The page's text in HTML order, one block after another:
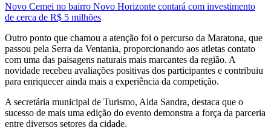
Novo Cemei no bairro Novo Horizonte contará com investimento
de cerca de R$ 5 milhões
Outro ponto que chamou a atenção foi o percurso da Maratona, que
passou pela Serra da Ventania, proporcionando aos atletas contato
com uma das paisagens naturais mais marcantes da região. A
novidade recebeu avaliações positivas dos participantes e contribuiu
para enriquecer ainda mais a experiência da competição.
A secretária municipal de Turismo, Alda Sandra, destaca que o
sucesso de mais uma edição do evento demonstra a força da parceria
entre diversos setores da cidade.